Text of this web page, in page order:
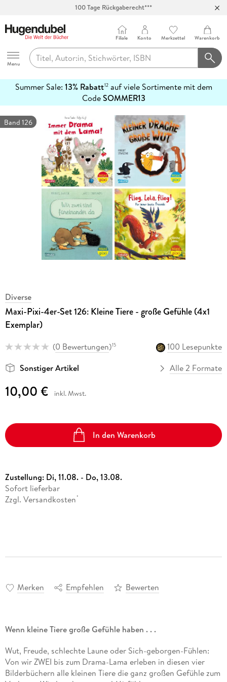
100 Tage Rückgaberecht***
Hugendubel
Menu
Filiale Konto Merkzettel Warenkorb
Summer Sale: 13% Rabatt12auf viele Sortimente mit dem
CodeSOMMER13
erfahren
Band 126
Diverse
Maxi-Pixi-4er-Set 126: Kleine Tiere - große Gefühle (4x1
Exemplar)
(0 Bewertungen)15
100 Lesepunkte
Sonstiger Artikel
Alle 2 Formate
10,00 € inkl. Mwst.
In den Warenkorb
Zustellung: Di, 11.08. - Do, 13.08.
Sofort lieferbar
Zzgl. Versandkosten *
Merken Empfehlen Bewerten
Wenn kleine Tiere große Gefühle haben . . .
Wut, Freude, schlechte Laune oder Sich-geborgen-Fühlen:
Von wir ZWEI bis zum Drama-Lama erleben in diesen vier
Bilderbüchern alle kleinen Tiere die ganz großen Gefühle zum